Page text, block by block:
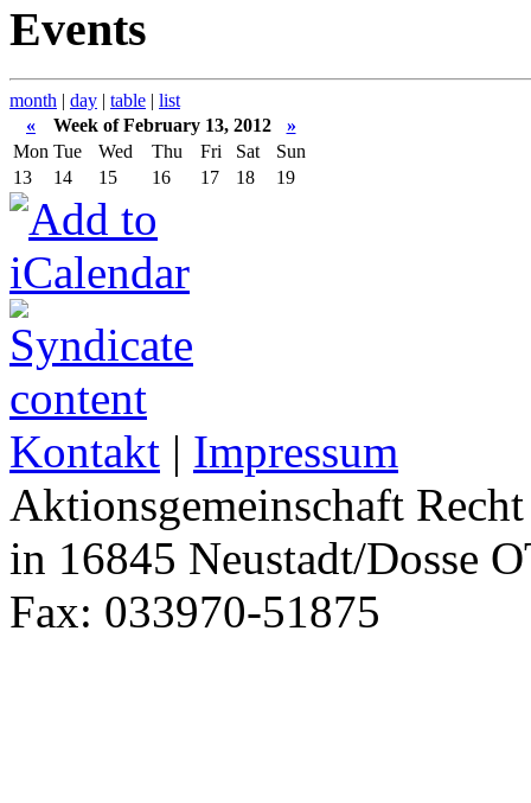
Events
month | day | table | list
«
Week of February 13, 2012
»
Mon Tue Wed Thu Fri Sat
Sun
13
14 15 16 17 18 19
Kontakt | Impressum
Aktionsgemeinschaft
in 16845 Neustadt/Dosse
Fax: 033970-51875